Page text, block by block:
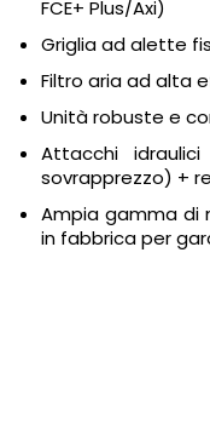
FCE+ Plus/Axi)
Griglia ad alette
Filtro aria ad alta
Unità robuste e
Attacchi
sovrapprezzo) +
Ampia gamma di
in fabbrica per